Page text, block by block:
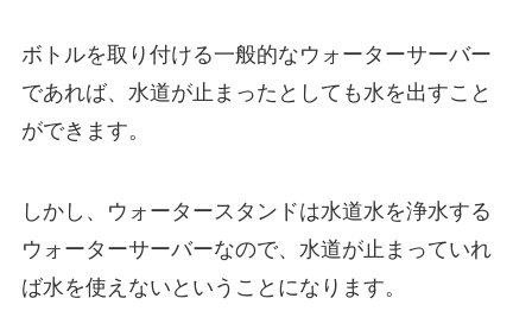
ボトルを取り付ける一般的なウォーターサーバー
であれば、水道が止まったとしても水を出すこと
ができます。
しかし、ウォータースタンドは水道水を浄水する
ウォーターサーバーなので、水道が止まっていれ
ば水を使えないということになります。